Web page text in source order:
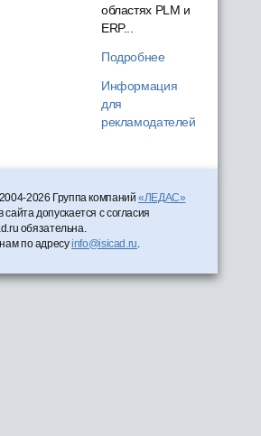
областях PLM и
ERP...
Подробнее
Информация
для
рекламодателей
2026 Группа компаний«ЛЕДАС»
допускается с согласия
обязательна.
по адресуinfo@isicad.ru.